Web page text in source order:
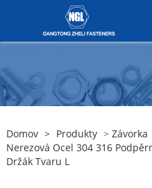
Domov > Produkty > Závorka
Nerezová Ocel 304 316
Držák Tvaru L